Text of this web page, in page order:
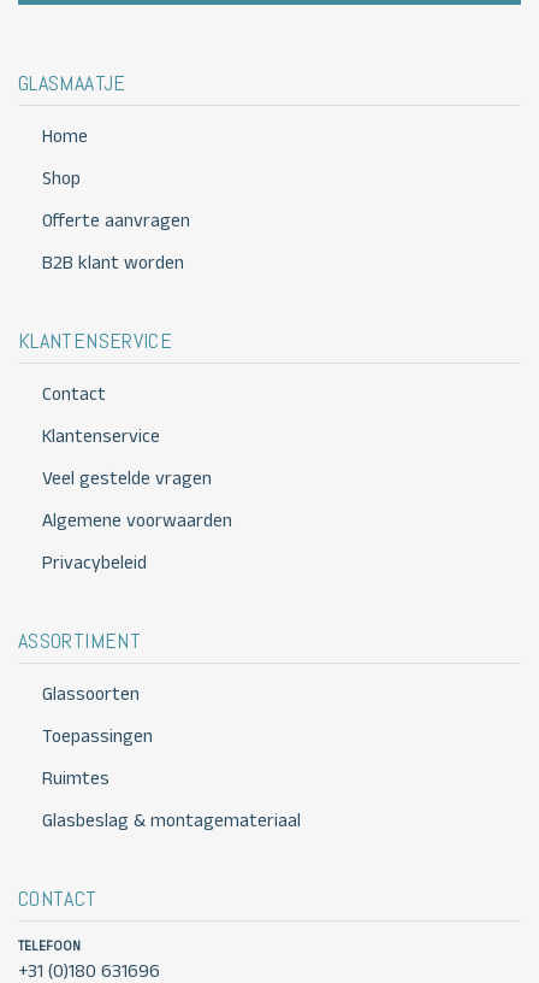
GLASMAATJE
Home
Shop
Offerte aanvragen
B2B klant worden
KLANTENSERVICE
Contact
Klantenservice
Veel gestelde vragen
Algemene voorwaarden
Privacybeleid
ASSORTIMENT
Glassoorten
Toepassingen
Ruimtes
Glasbeslag & montagemateriaal
CONTACT
TELEFOON
+31 (0)180 631696